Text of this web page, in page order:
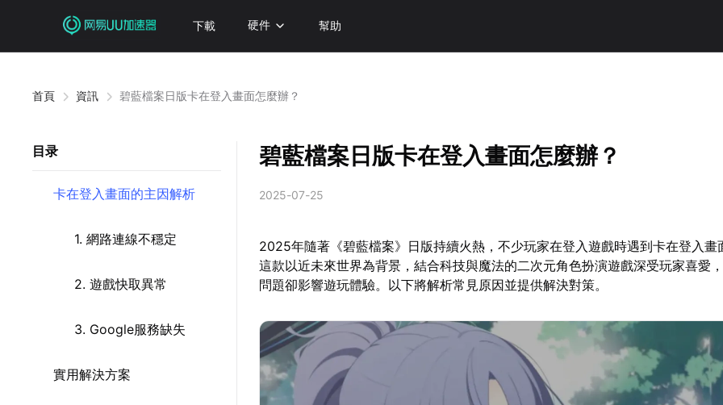
下載 硬件 幫助
首頁 資訊 碧藍檔案日版卡在登入畫面怎麼辦？
目录
卡在登入畫面的主因解析
1. 網路連線不穩定
2. 遊戲快取異常
3. Google服務缺失
實用解決方案
碧藍檔案日版卡在登入畫面怎麼辦？
2025-07-25
2025年隨著《碧藍檔案》日版持續火熱，不少玩家在登入遊戲時遇到卡在登入畫
這款以近未來世界為背景，結合科技與魔法的二次元角色扮演遊戲深受玩家喜愛
問題卻影響遊玩體驗。以下將解析常見原因並提供解決對策。